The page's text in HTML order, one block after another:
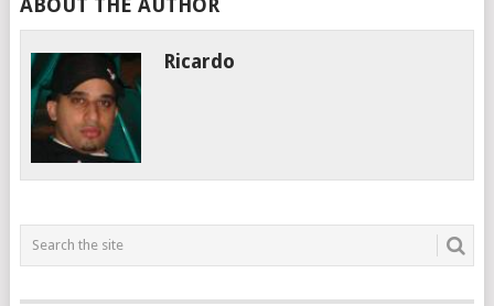
ABOUT THE AUTHOR
Ricardo